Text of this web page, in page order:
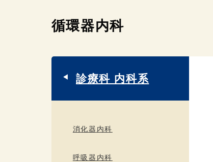
循環器内科
診療科 内科系
消化器内科
呼吸器内科